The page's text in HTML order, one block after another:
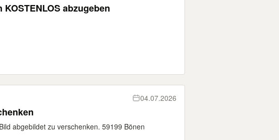
abzugeben
04.07.2026
abgebildet zu verschenken. 59199 Bönen